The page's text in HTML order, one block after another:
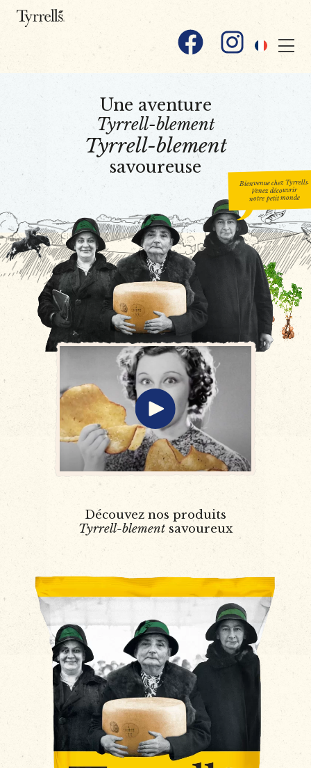
Skip to content
FacebookInstagram
Une aventure
Tyrrell-blement
Tyrrell-blement
savoureuse
Bienvenue chez Tyrrells.
Venez découvrir
notre petit monde
Découvez nos produits
Tyrrell-blement savoureux